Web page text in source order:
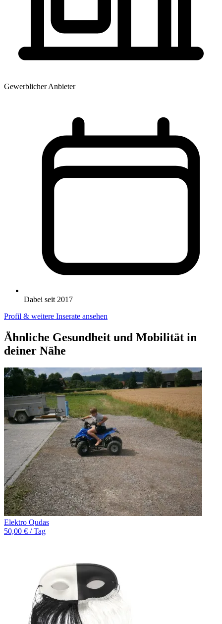
Gewerblicher Anbieter
Dabei seit 2017
Profil & weitere Inserate ansehen
Ähnliche Gesundheit und Mobilität in
deiner Nähe
Elektro Qudas
50,00 € / Tag